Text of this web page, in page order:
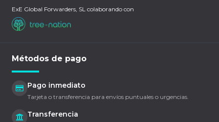
ExE Global Forwarders, SL colaborando con
Métodos de pago
Pago inmediato
Tarjeta o transferencia para envíos puntuales o urgencias.
Transferencia